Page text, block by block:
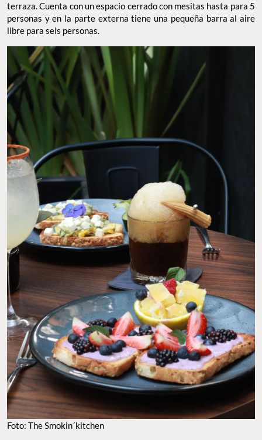
terraza. Cuenta con un espacio cerrado con mesitas hasta para 5
personas y en la parte externa tiene una pequeña barra al aire
libre para seis personas.
Foto: The Smokin´kitchen